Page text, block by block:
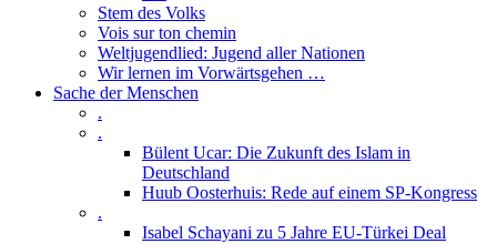
Stem des Volks
Vois sur ton chemin
Weltjugendlied: Jugend aller Nationen
Wir lernen im Vorwärtsgehen …
Sache der Menschen
.
.
Bülent Ucar: Die Zukunft des Islam in
Deutschland
Huub Oosterhuis: Rede auf einem SP-Kongress
.
Isabel Schayani zu 5 Jahre EU-Türkei Deal